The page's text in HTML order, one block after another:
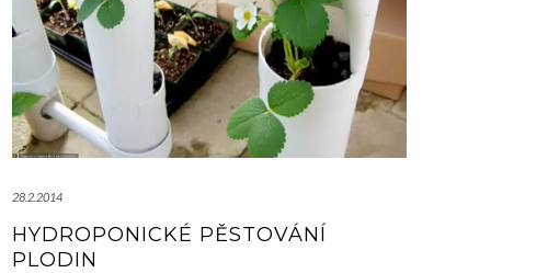
28.2.2014
HYDROPONICKÉ PĚSTOVÁNÍ
PLODIN